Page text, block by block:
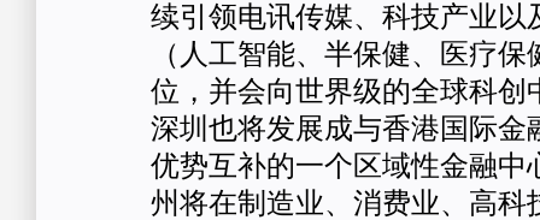
续引领电讯传媒、科技产业以
（人工智能、半保健、医疗
位，并会向世界级的全球科创
深圳也将发展成与香港国际金
优势互补的一个区域性金融中
州将在制造业、消费业、高科